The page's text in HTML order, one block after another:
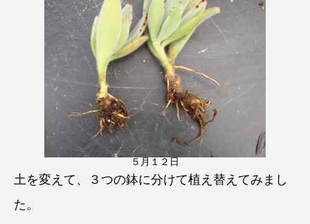
５月１２日
土を変えて、３つの鉢に分けて植え替えてみまし
た。